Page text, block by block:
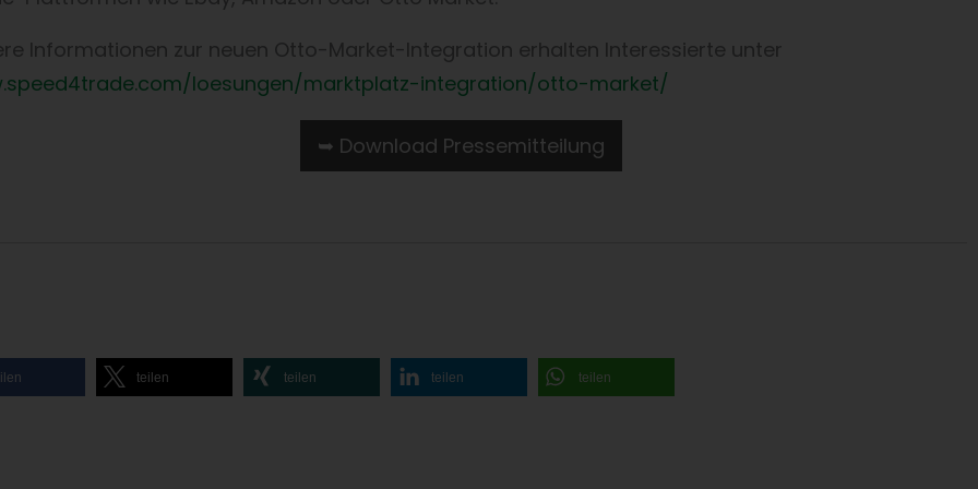
Informationen zur neuen Otto-Market-Integration erhalten Interessierte unter
loesungen/marktplatz-integration/otto-market/
➥ Download Pressemitteilung
teilen teilen teilen teilen